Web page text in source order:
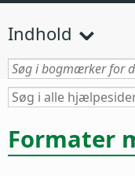
Indhold
Formater